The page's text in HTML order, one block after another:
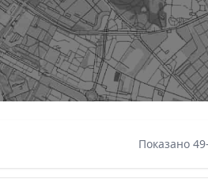
Показано